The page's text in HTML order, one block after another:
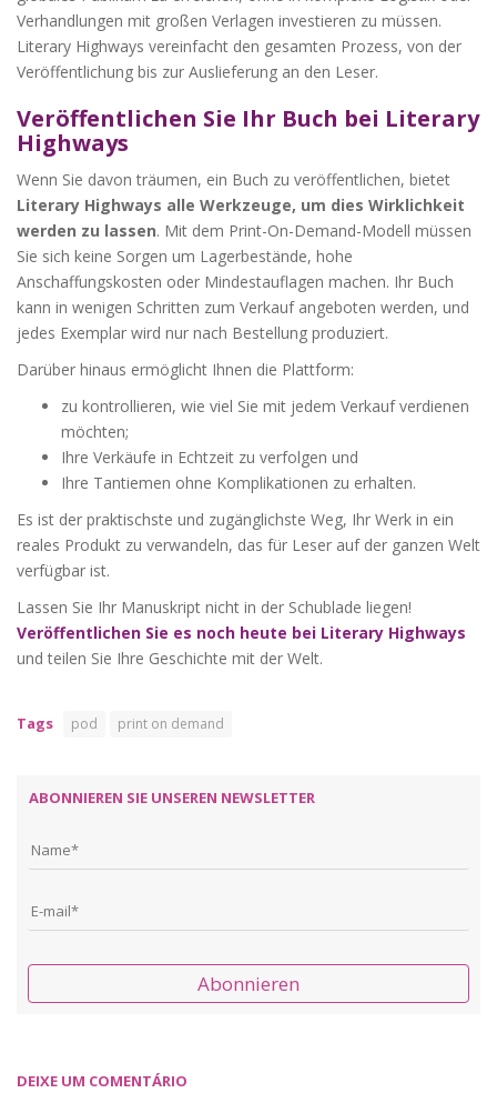
Verhandlungen mit großen Verlagen investieren zu müssen.
Literary Highways vereinfacht den gesamten Prozess, von der
Veröffentlichung bis zur Auslieferung an den Leser.
Veröffentlichen Sie Ihr Buch bei Literary
Highways
Wenn Sie davon träumen, ein Buch zu veröffentlichen, bietet
Literary Highways alle Werkzeuge, um dies Wirklichkeit
werden zu lassen. Mit dem Print-On-Demand-Modell müssen
Sie sich keine Sorgen um Lagerbestände, hohe
Anschaffungskosten oder Mindestauflagen machen. Ihr Buch
kann in wenigen Schritten zum Verkauf angeboten werden, und
jedes Exemplar wird nur nach Bestellung produziert.
Darüber hinaus ermöglicht Ihnen die Plattform:
zu kontrollieren, wie viel Sie mit jedem Verkauf verdienen
möchten;
Ihre Verkäufe in Echtzeit zu verfolgen und
Ihre Tantiemen ohne Komplikationen zu erhalten.
Es ist der praktischste und zugänglichste Weg, Ihr Werk in ein
reales Produkt zu verwandeln, das für Leser auf der ganzen Welt
verfügbar ist.
Lassen Sie Ihr Manuskript nicht in der Schublade liegen!
Veröffentlichen Sie es noch heute bei Literary Highways
und teilen Sie Ihre Geschichte mit der Welt.
Tags pod print on demand
ABONNIEREN SIE UNSEREN NEWSLETTER
Abonnieren
DEIXE UM COMENTÁRIO